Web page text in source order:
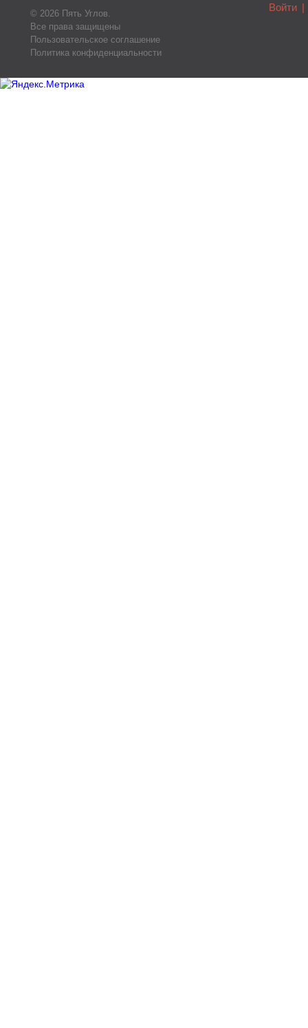
© 2026 Пять Углов.
Все права защищены
Пользовательское соглашение
Политика конфиденциальности
Войти